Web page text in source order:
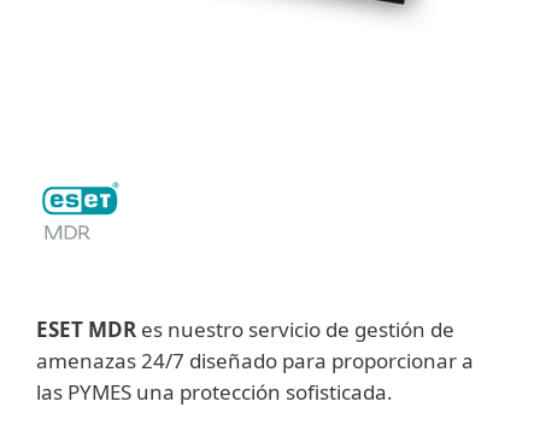
ESET MDR es nuestro servicio de gestión de
amenazas 24/7 diseñado para proporcionar a
las PYMES una protección sofisticada.